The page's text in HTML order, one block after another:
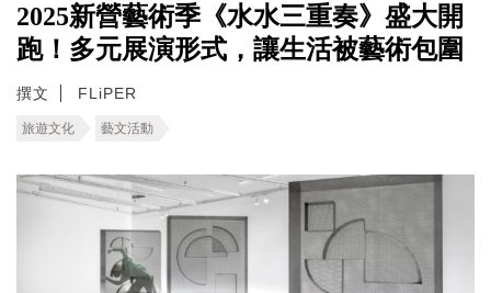
2025新營藝術季《水水三重奏》盛大開
跑！多元展演形式，讓生活被藝術包圍
撰文 FLiPER
旅遊文化 藝文活動